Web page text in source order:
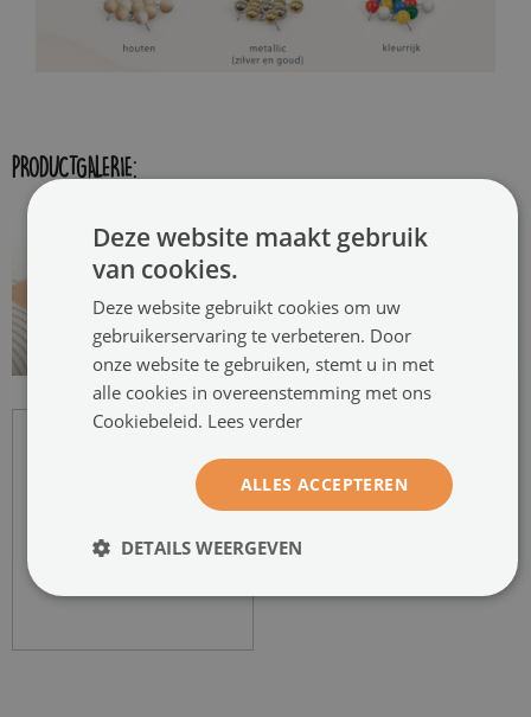
PRODUCTGALERIE:
Deze website maakt gebruik
van cookies.
Deze website gebruikt cookies om uw
gebruikerservaring te verbeteren. Door
onze website te gebruiken, stemt u in met
alle cookies in overeenstemming met ons
Cookiebeleid. Lees verder
ALLES ACCEPTEREN
DETAILS WEERGEVEN